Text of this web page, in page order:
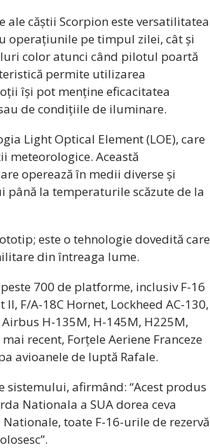
căștii Scorpion este versatilitatea
operațiunile pe timpul zilei, cât și
color atunci când pilotul poartă
permite utilizarea
își pot menține eficacitatea
de condițiile de iluminare.
Light Optical Element (LOE), care
Această
operează în medii diverse și
la temperaturile scăzute de la
este o tehnologie dovedită care
din întreaga lume.
700 de platforme, inclusiv F-16
F/A-18C Hornet, Lockheed AC-130,
H-135M, H-145M, H225M,
recent, Forțele Aeriene Franceze
avioanele de luptă Rafale.
sistemului, afirmând: “Acest produs
Nationala a SUA dorea ceva
toate F-16-urile de rezervă